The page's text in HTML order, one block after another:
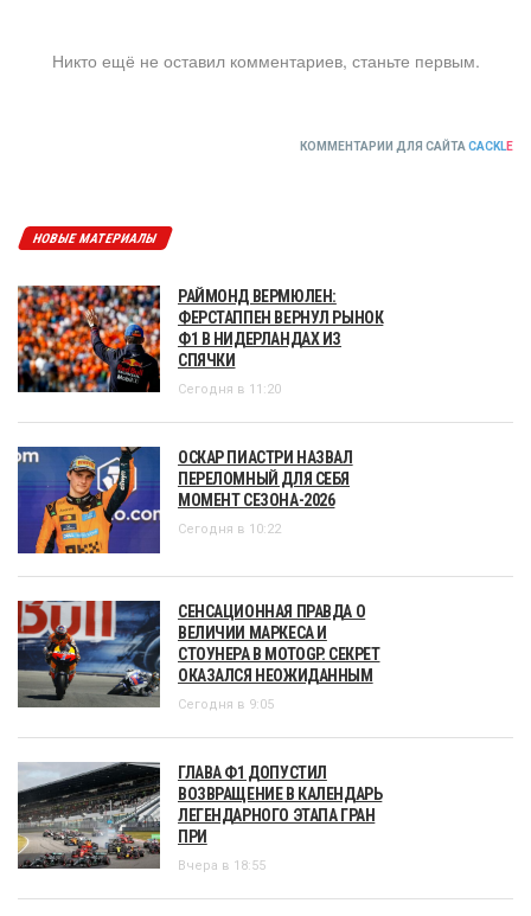
Никто ещё не оставил комментариев, станьте первым.
КОММЕНТАРИИ ДЛЯ САЙТАCACKLE
НОВЫЕ МАТЕРИАЛЫ
РАЙМОНД ВЕРМЮЛЕН:
ФЕРСТАППЕН ВЕРНУЛ РЫНОК
Ф1 В НИДЕРЛАНДАХ ИЗ
СПЯЧКИ
Сегодня в 11:20
ОСКАР ПИАСТРИ НАЗВАЛ
ПЕРЕЛОМНЫЙ ДЛЯ СЕБЯ
МОМЕНТ СЕЗОНА-2026
Сегодня в 10:22
СЕНСАЦИОННАЯ ПРАВДА О
ВЕЛИЧИИ МАРКЕСА И
СТОУНЕРА В MOTOGP. СЕКРЕТ
ОКАЗАЛСЯ НЕОЖИДАННЫМ
Сегодня в 9:05
ГЛАВА Ф1 ДОПУСТИЛ
ВОЗВРАЩЕНИЕ В КАЛЕНДАРЬ
ЛЕГЕНДАРНОГО ЭТАПА ГРАН
ПРИ
Вчера в 18:55